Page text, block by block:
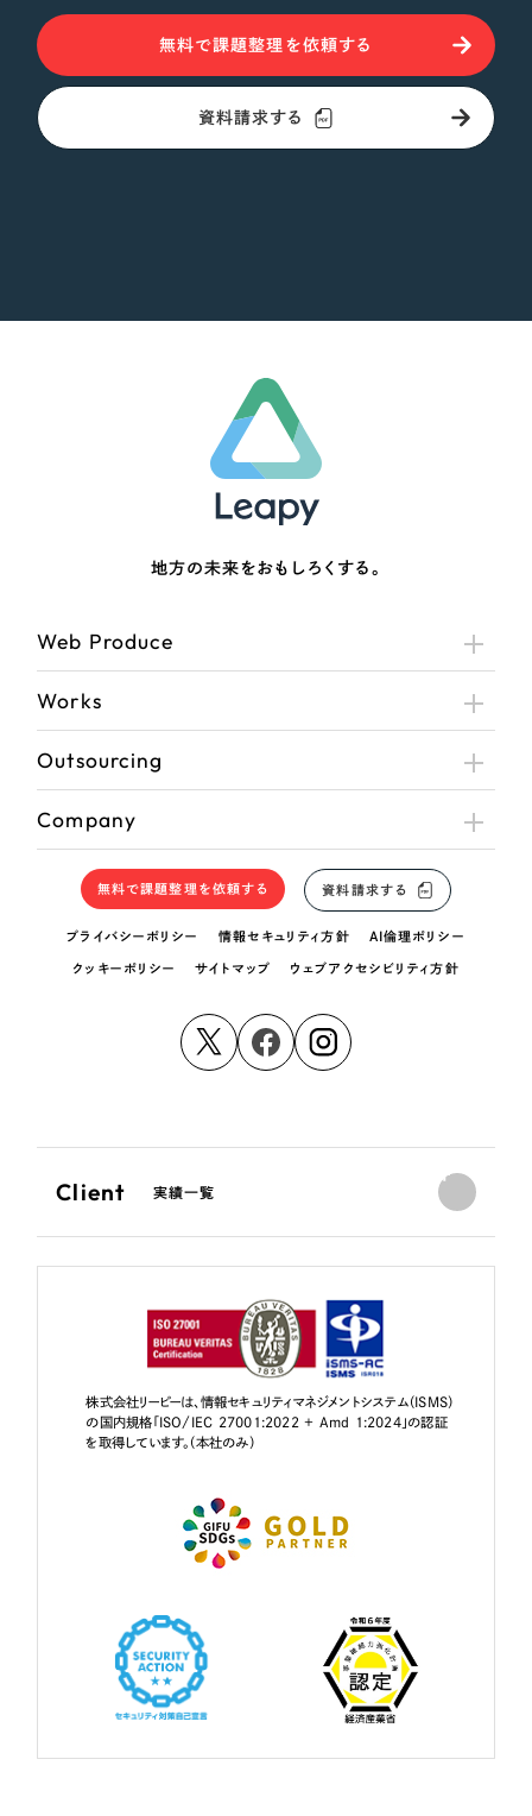
無料で課題整理を依頼する
資料請求する
地方の未来をおもしろくする。
Web Produce
Works
Outsourcing
Company
無料で課題整理を依頼する 資料請求する
プライバシーポリシー 情報セキュリティ方針 AI倫理ポリシー
クッキーポリシー サイトマップ ウェブアクセシビリティ方針
Client 実績一覧
株式会社リーピーは、情報セキュリティマネジメントシステム（ISMS）
の国内規格「ISO/IEC 27001:2022 + Amd 1:2024」の認証
を取得しています。（本社のみ）